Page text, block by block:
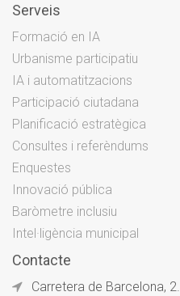
Serveis
Formació en IA
Urbanisme participatiu
IA i automatitzacions
Participació ciutadana
Planificació estratègica
Consultes i referèndums
Enquestes
Innovació pública
Baròmetre inclusiu
Intel·ligència municipal
Contacte
Carretera de Barcelona, 2.